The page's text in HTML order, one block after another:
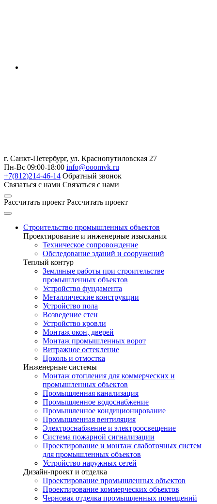
г. Санкт-Петербург, ул. Краснопутиловская 27
Пн-Вс 09:00-18:00 info@ooomvk.ru
+7(812)214-46-14 Обратный звонок
Связаться с нами Связаться с нами
Рассчитать проект Рассчитать проект
Строительство промышленных объектов
Проектирование и инженерные изыскания
Техническое сопровождение
Обследование зданий и сооружений
Теплый контур
Земляные работы при строительстве
промышленных объектов
Устройство фундамента
Металлические конструкции
Устройство пола
Возведение стен
Устройство кровли
Монтаж окон, дверей
Монтаж промышленных ворот
Витражное остекление
Цоколь и отмостка
Инженерные системы
Монтаж отопления для коммерческих и
промышленных объектов
Промышленная канализация
Промышленное водоснабжение
Промышленное кондиционирование
Промышленная вентиляция
Электроснабжение и электроосвещение
Система пожарной сигнализации
Проектирование и монтаж слаботочных систем
для промышленных объектов
Устройство наружных сетей
Дизайн-проект и отделка
Проектирование промышленных объектов
Проектирование коммерческих объектов
Черновая отделка промышленных помещений